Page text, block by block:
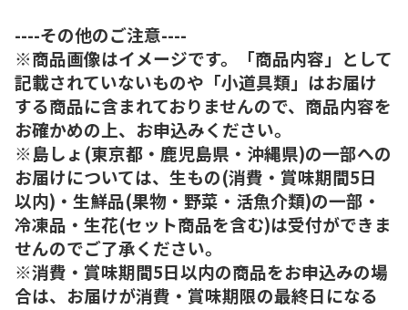
----その他のご注意----
※商品画像はイメージです。「商品内容」として
記載されていないものや「小道具類」はお届け
する商品に含まれておりませんので、商品内容を
お確かめの上、お申込みください。
※島しょ(東京都・鹿児島県・沖縄県)の一部への
お届けについては、生もの(消費・賞味期間5日
以内)・生鮮品(果物・野菜・活魚介類)の一部・
冷凍品・生花(セット商品を含む)は受付ができま
せんのでご了承ください。
※消費・賞味期間5日以内の商品をお申込みの場
合は、お届けが消費・賞味期限の最終日になる